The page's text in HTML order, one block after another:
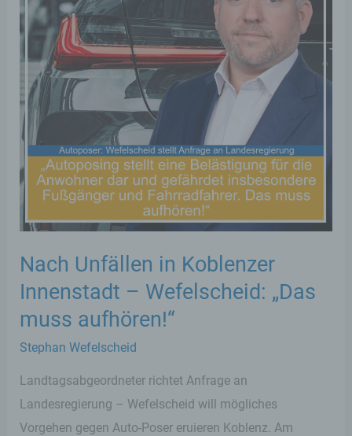
Nach Unfällen in Koblenzer
Innenstadt – Wefelscheid: „Das
muss aufhören!“
Stephan Wefelscheid
Landtagsabgeordneter richtet Anfrage an
Landesregierung – Wefelscheid will mögliches
Vorgehen gegen Auto-Poser eruieren Koblenz. Am